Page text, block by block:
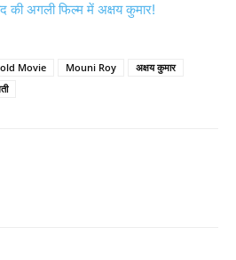
की अगली फिल्‍म में अक्षय कुमार!
Movie Mouni Roy
अक्षय कुमार